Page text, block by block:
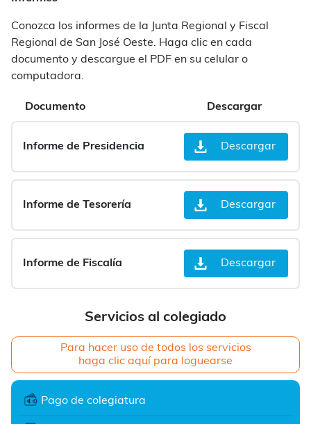
Servicios al colegiado
Para hacer uso de todos los servicios
haga clic aquí para loguearse
Pago de colegiatura
Conozca los informes de la Junta Regional y Fiscal
Regional de San José Oeste. Haga clic en cada
documento y descargue el PDF en su celular o
computadora.
Documento Descargar
Informe de Presidencia Descargar
Informe de Tesorería Descargar
Informe de Fiscalía Descargar